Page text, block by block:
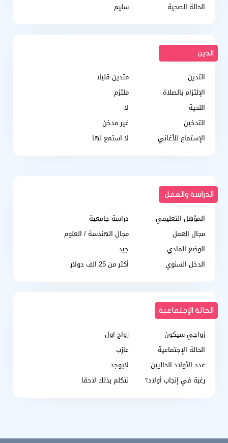
الحالة الصحية
سليم
الدين
التدين
متدين قليلا
الإلتزام بالصلاة
ملتزم
اللحية
لا
التدخين
غير مدخن
الإستماع للأغاني
لا استمع لها
الدراسة والعمل
المؤهل التعليمي
دراسة جامعية
مجال العمل
مجال الهندسة / العلوم
الوضع المادي
جيد
الدخل السنوي
أكتر من 25 الف دولار
الحالة الإجتماعية
زواجي سيكون
زواج اول
الحالة الإجتماعية
عازب
عدد الأولاد الحاليين
لايوجد
رغبة في إنجاب أولاد؟
نتكلم بذلك لاحقا